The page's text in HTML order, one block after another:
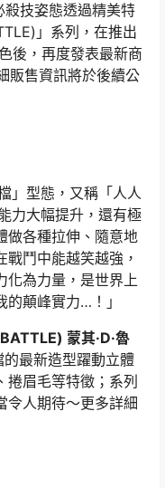
殺技姿態透過精美特
」系列，在推出
後，再度發表最新商
販售資訊將於後續公
」型態，又稱「人人
力大幅提升，還有極
做各種拉伸、隨意地
鬥中能越笑越強，
化為力量，是世界上
顛峰實力…！」
蒙其·D·魯
的最新造型躍動立體
眉毛等特徵；系列
令人期待～更多詳細